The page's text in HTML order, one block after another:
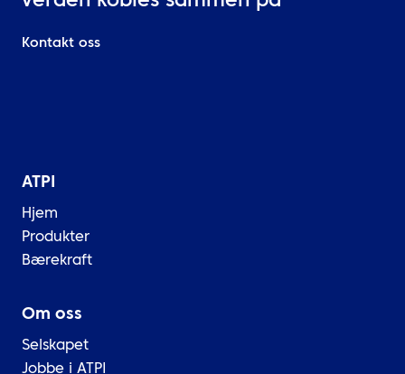
Kontakt oss
ATPI
Hjem
Produkter
Bærekraft
Om oss
Selskapet
Jobbe i ATPI